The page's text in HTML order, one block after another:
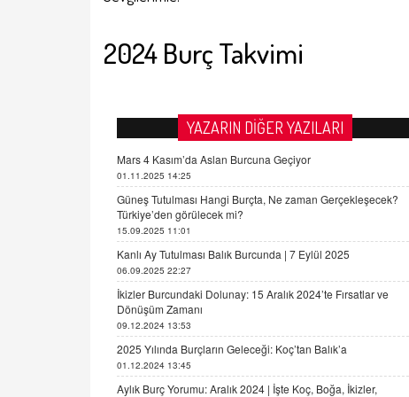
2024 Burç Takvimi
YAZARIN DİĞER YAZILARI
Mars 4 Kasım’da Aslan Burcuna Geçiyor
01.11.2025 14:25
Güneş Tutulması Hangi Burçta, Ne zaman Gerçekleşecek?
Türkiye’den görülecek mi?
15.09.2025 11:01
Kanlı Ay Tutulması Balık Burcunda | 7 Eylül 2025
06.09.2025 22:27
İkizler Burcundaki Dolunay: 15 Aralık 2024’te Fırsatlar ve
Dönüşüm Zamanı
09.12.2024 13:53
2025 Yılında Burçların Geleceği: Koç’tan Balık’a
01.12.2024 13:45
Aylık Burç Yorumu: Aralık 2024 | İşte Koç, Boğa, İkizler,